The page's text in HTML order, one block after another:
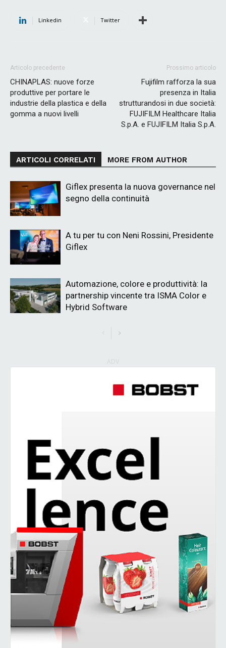
Linkedin Twitter
Articolo precedente
CHINAPLAS: nuove forze
produttive per portare le
industrie della plastica e della
gomma a nuovi livelli
Prossimo articolo
Fujifilm rafforza la sua
presenza in Italia
strutturandosi in due società:
FUJIFILM Healthcare Italia
S.p.A. e FUJIFILM Italia S.p.A.
ARTICOLI CORRELATI MORE FROM AUTHOR
Giflex presenta la nuova governance nel
segno della continuità
A tu per tu con Neni Rossini, Presidente
Giflex
Automazione, colore e produttività: la
partnership vincente tra ISMA Color e
Hybrid Software